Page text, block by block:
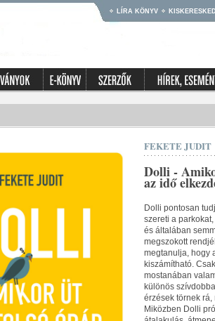
LÍRA KÖNYV
FEKETE JUDIT
Dolli -
az idő
Dolli pontosan
szereti a
és általában
megszokott
megtanulja, hogy
kiszámítható.
mostanában
különös
érzések törnek
Miközben Dolli